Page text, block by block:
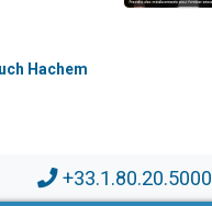
Hachem
+33.1.80.20.5000